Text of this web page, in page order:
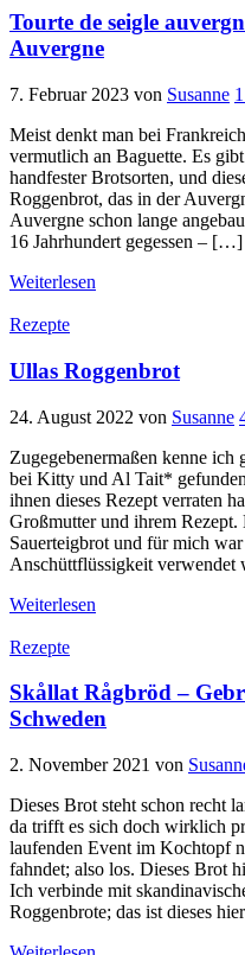
Tourte de seigle
Auvergne
7. Februar 2023 von Susanne
Meist denkt man bei
vermutlich an Baguette. Es
handfester Brotsorten, und
Roggenbrot, das in der
Auvergne schon lange
16 Jahrhundert gegessen – […]
Weiterlesen
Rezepte
Ullas Roggenbrot
24. August 2022 von Susanne
Zugegebenermaßen kenne ich
bei Kitty und Al Tait*
ihnen dieses Rezept verraten
Großmutter und ihrem Rezept.
Sauerteigbrot und für mich
Anschüttflüssigkeit
Weiterlesen
Rezepte
Skållat Rågbröd –
Schweden
2. November 2021 von
Dieses Brot steht schon recht
da trifft es sich doch wirklich
laufenden Event im Kochtopf
fahndet; also los. Dieses Brot
Ich verbinde mit
Roggenbrote; das ist dieses